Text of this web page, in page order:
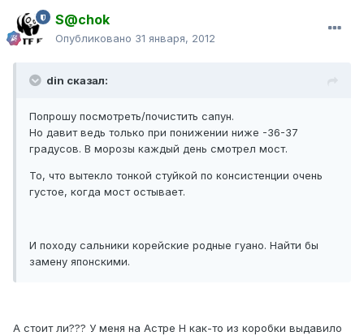
S@chok
Опубликовано 31 января, 2012
din сказал:
Попрошу посмотреть/почистить сапун.
Но давит ведь только при понижении ниже -36-37
градусов. В морозы каждый день смотрел мост.
То, что вытекло тонкой стуйкой по консистенции очень
густое, когда мост остывает.
И походу сальники корейские родные гуано. Найти бы
замену японскими.
А стоит ли??? У меня на Астре Н как-то из коробки выдавило